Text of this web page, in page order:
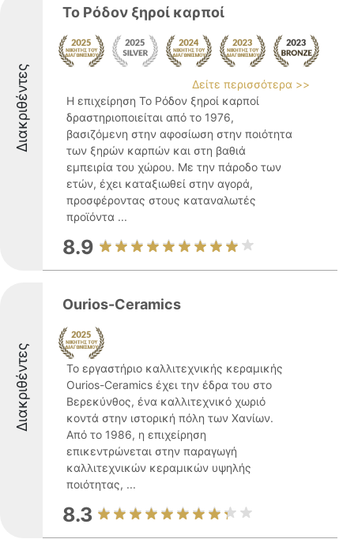
Διακριθέντες
Το Ρόδον ξηροί καρποί
Δείτε περισσότερα >>
Η επιχείρηση Το Ρόδον ξηροί καρποί
δραστηριοποιείται από το 1976,
βασιζόμενη στην αφοσίωση στην ποιότητα
των ξηρών καρπών και στη βαθιά
εμπειρία του χώρου. Με την πάροδο των
ετών, έχει καταξιωθεί στην αγορά,
προσφέροντας στους καταναλωτές
προϊόντα ...
8.9
Διακριθέντες
Ourios-Ceramics
Το εργαστήριο καλλιτεχνικής κεραμικής
Ourios-Ceramics έχει την έδρα του στο
Βερεκύνθος, ένα καλλιτεχνικό χωριό
κοντά στην ιστορική πόλη των Χανίων.
Από το 1986, η επιχείρηση
επικεντρώνεται στην παραγωγή
καλλιτεχνικών κεραμικών υψηλής
ποιότητας, ...
8.3